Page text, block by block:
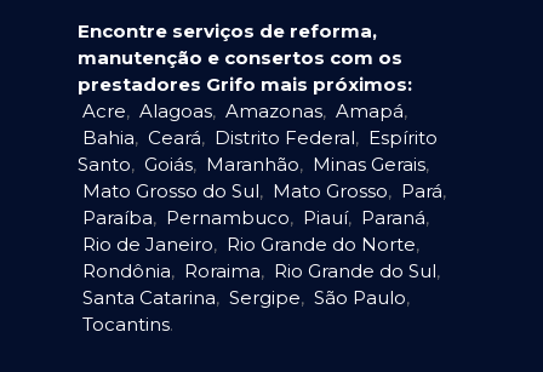
Encontre serviços de reforma,
manutenção e consertos com os
prestadores Grifo mais próximos:
Acre, Alagoas, Amazonas, Amapá,
Bahia, Ceará, Distrito Federal, Espírito
Santo, Goiás, Maranhão, Minas Gerais,
Mato Grosso do Sul, Mato Grosso, Pará,
Paraíba, Pernambuco, Piauí, Paraná,
Rio de Janeiro, Rio Grande do Norte,
Rondônia, Roraima, Rio Grande do Sul,
Santa Catarina, Sergipe, São Paulo,
Tocantins.